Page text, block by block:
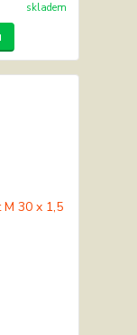
skladem